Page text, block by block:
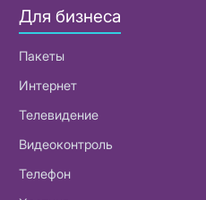
Для бизнеса
Пакеты
Интернет
Телевидение
Видеоконтроль
Телефон